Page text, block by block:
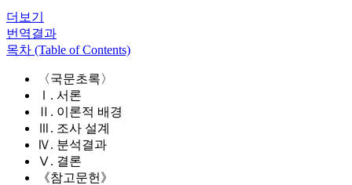
더보기
번역결과
목차 (Table of Contents)
〈국문초록〉
Ⅰ. 서론
Ⅱ. 이론적 배경
Ⅲ. 조사 설계
Ⅳ. 분석결과
Ⅴ. 결론
《참고문헌》